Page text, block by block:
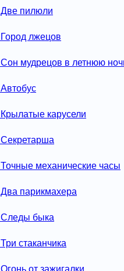
Две пилюли
Город лжецов
Сон мудрецов в летнюю
Автобус
Крылатые карусели
Секретарша
Точные механические часы
Два парикмахера
Следы быка
Три стаканчика
Огонь от зажигалки